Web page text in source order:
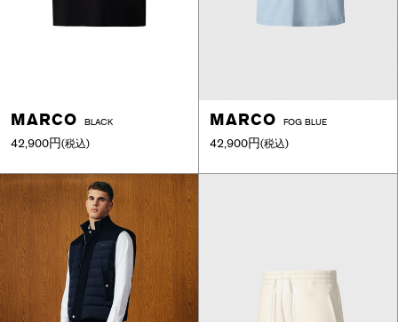
MARCO BLACK
42,900円(税込)
MARCO FOG BLUE
42,900円(税込)